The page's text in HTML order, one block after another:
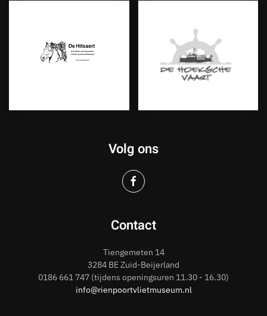
Volg ons
Contact
Tiengemeten 14
3284 BE Zuid-Beijerland
0186 661 747 (tijdens openingsuren 11.30 - 16.30)
info@rienpoortvlietmuseum.nl